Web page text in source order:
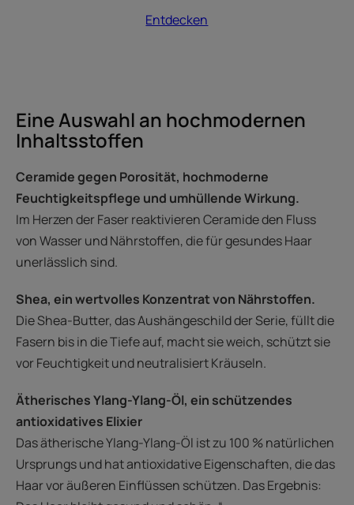
Entdecken
Eine Auswahl an hochmodernen
Inhaltsstoffen
Ceramide gegen Porosität, hochmoderne
Feuchtigkeitspflege und umhüllende Wirkung.
Im Herzen der Faser reaktivieren Ceramide den Fluss
von Wasser und Nährstoffen, die für gesundes Haar
unerlässlich sind.
Shea, ein wertvolles Konzentrat von Nährstoffen.
Die Shea-Butter, das Aushängeschild der Serie, füllt die
Fasern bis in die Tiefe auf, macht sie weich, schützt sie
vor Feuchtigkeit und neutralisiert Kräuseln.
Ätherisches Ylang-Ylang-Öl, ein schützendes
antioxidatives Elixier
Das ätherische Ylang-Ylang-Öl ist zu 100 % natürlichen
Ursprungs und hat antioxidative Eigenschaften, die das
Haar vor äußeren Einflüssen schützen. Das Ergebnis: